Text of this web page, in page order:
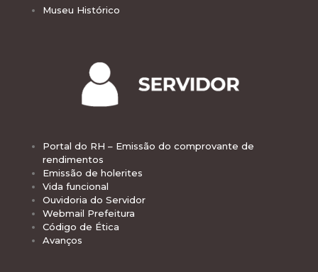
Museu Histórico
Portal do RH – Emissão do comprovante de
rendimentos
Emissão de holerites
Vida funcional
Ouvidoria do Servidor
Webmail Prefeitura
Código de Ética
Avanços